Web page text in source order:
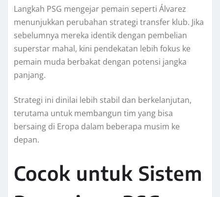
Langkah PSG mengejar pemain seperti Álvarez
menunjukkan perubahan strategi transfer klub. Jika
sebelumnya mereka identik dengan pembelian
superstar mahal, kini pendekatan lebih fokus ke
pemain muda berbakat dengan potensi jangka
panjang.
Strategi ini dinilai lebih stabil dan berkelanjutan,
terutama untuk membangun tim yang bisa
bersaing di Eropa dalam beberapa musim ke
depan.
Cocok untuk Sistem